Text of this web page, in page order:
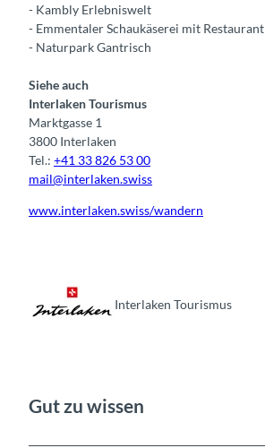
- Kambly Erlebniswelt
- Emmentaler Schaukäserei mit Restaurant
- Naturpark Gantrisch
Siehe auch
Interlaken Tourismus
Marktgasse 1
3800 Interlaken
Tel.: +41 33 826 53 00
mail@interlaken.swiss
www.interlaken.swiss/wandern
Interlaken Tourismus
Gut zu wissen